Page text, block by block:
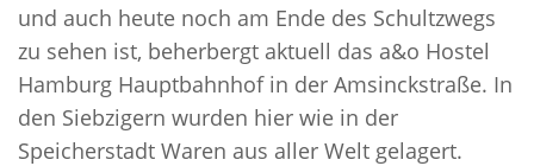
und auch heute noch am Ende des Schultzwegs
zu sehen ist, beherbergt aktuell das a&o Hostel
Hamburg Hauptbahnhof in der Amsinckstraße. In
den Siebzigern wurden hier wie in der
Speicherstadt Waren aus aller Welt gelagert.